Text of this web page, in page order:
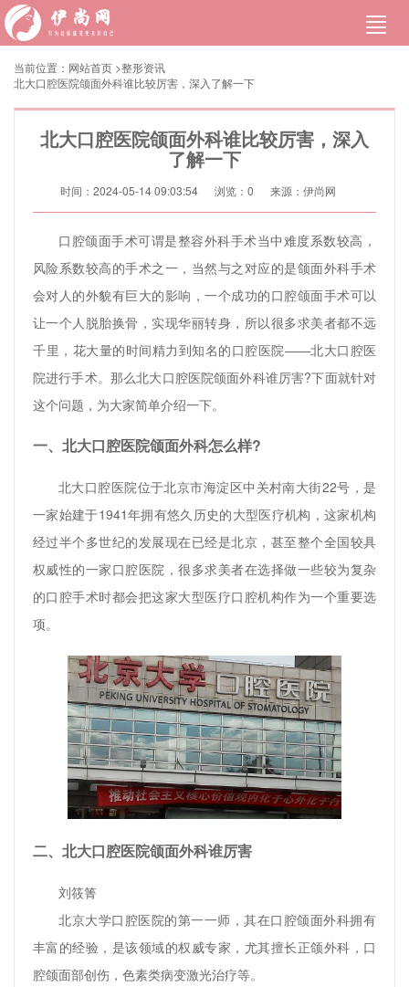
当前位置： 网站首页 >整形资讯
北大口腔医院颌面外科谁比较厉害，深入了解一下
北大口腔医院颌面外科谁比较厉害，深入
了解一下
时间：2024-05-14 09:03:54 浏览： 0 来源：伊尚网
口腔颌面手术可谓是整容外科手术当中难度系数较高，
风险系数较高的手术之一，当然与之对应的是颌面外科手术
会对人的外貌有巨大的影响，一个成功的口腔颌面手术可以
让一个人脱胎换骨，实现华丽转身，所以很多求美者都不远
千里，花大量的时间精力到知名的口腔医院——北大口腔医
院进行手术。那么北大口腔医院颌面外科谁厉害?下面就针对
这个问题，为大家简单介绍一下。
一、北大口腔医院颌面外科怎么样?
北大口腔医院位于北京市海淀区中关村南大街22号，是
一家始建于1941年拥有悠久历史的大型医疗机构，这家机构
经过半个多世纪的发展现在已经是北京，甚至整个全国较具
权威性的一家口腔医院，很多求美者在选择做一些较为复杂
的口腔手术时都会把这家大型医疗口腔机构作为一个重要选
项。
二、北大口腔医院颌面外科谁厉害
刘筱箐
北京大学口腔医院的第一一师，其在口腔颌面外科拥有
丰富的经验，是该领域的权威专家，尤其擅长正颌外科，口
腔颌面部创伤，色素类病变激光治疗等。